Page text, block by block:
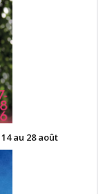
au 28 août